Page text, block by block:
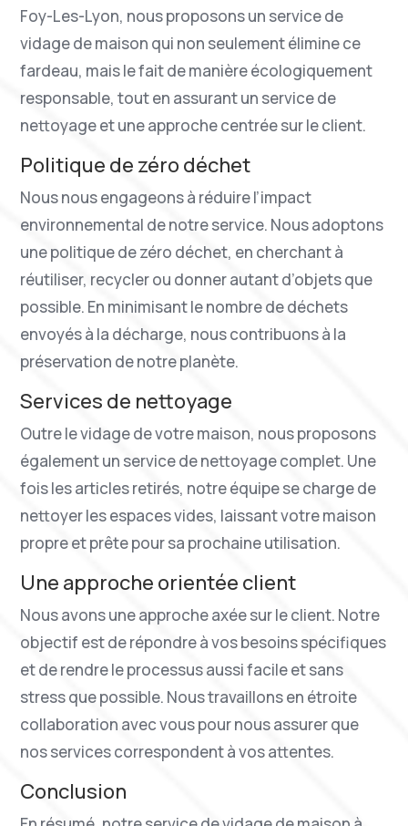
Foy-Les-Lyon, nous proposons un service de
vidage de maison qui non seulement élimine ce
fardeau, mais le fait de manière écologiquement
responsable, tout en assurant un service de
nettoyage et une approche centrée sur le client.
Politique de zéro déchet
Nous nous engageons à réduire l’impact
environnemental de notre service. Nous adoptons
une politique de zéro déchet, en cherchant à
réutiliser, recycler ou donner autant d’objets que
possible. En minimisant le nombre de déchets
envoyés à la décharge, nous contribuons à la
préservation de notre planète.
Services de nettoyage
Outre le vidage de votre maison, nous proposons
également un service de nettoyage complet. Une
fois les articles retirés, notre équipe se charge de
nettoyer les espaces vides, laissant votre maison
propre et prête pour sa prochaine utilisation.
Une approche orientée client
Nous avons une approche axée sur le client. Notre
objectif est de répondre à vos besoins spécifiques
et de rendre le processus aussi facile et sans
stress que possible. Nous travaillons en étroite
collaboration avec vous pour nous assurer que
nos services correspondent à vos attentes.
Conclusion